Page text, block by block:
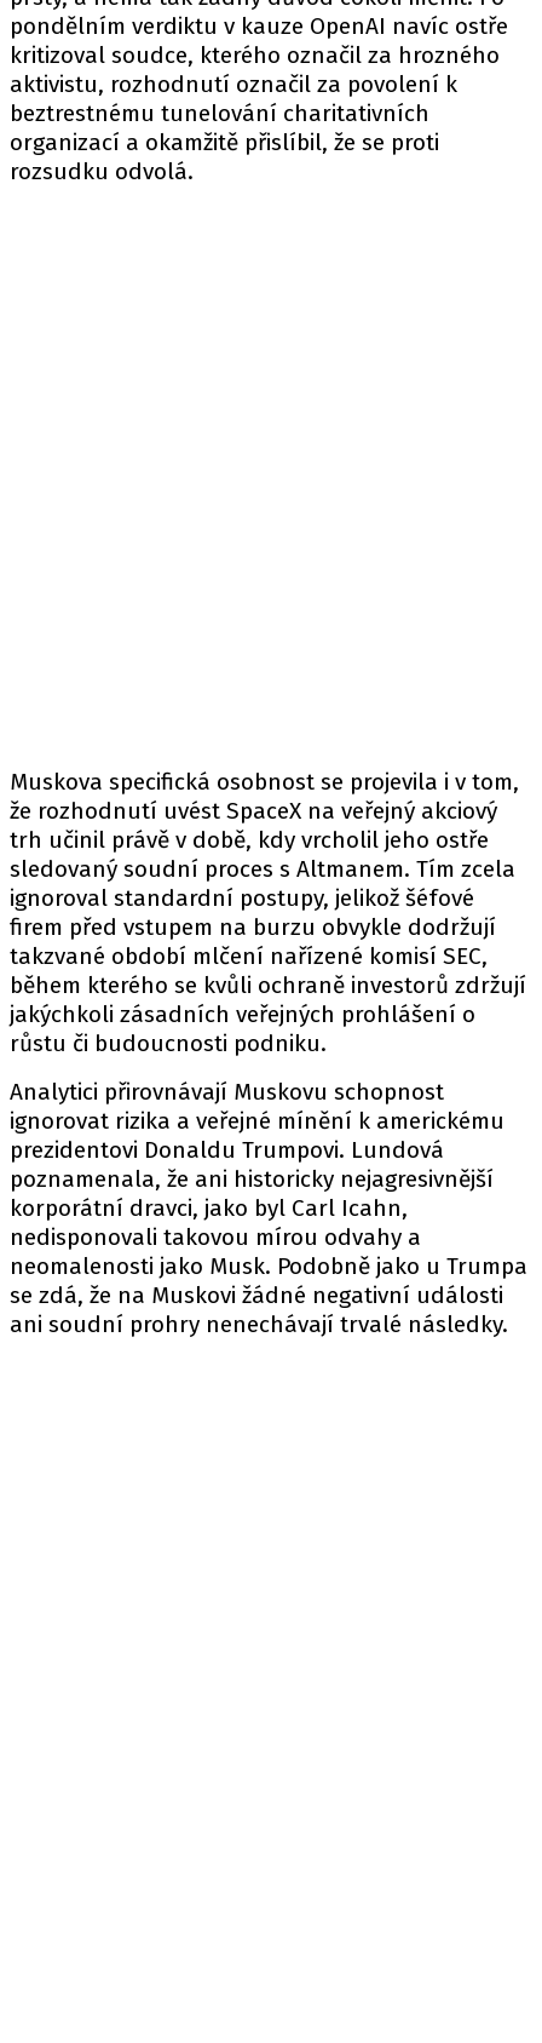
pondělním verdiktu v kauze OpenAI navíc ostře
kritizoval soudce, kterého označil za hrozného
aktivistu, rozhodnutí označil za povolení k
beztrestnému tunelování charitativních
organizací a okamžitě přislíbil, že se proti
rozsudku odvolá.
Muskova specifická osobnost se projevila i v tom,
že rozhodnutí uvést SpaceX na veřejný akciový
trh učinil právě v době, kdy vrcholil jeho ostře
sledovaný soudní proces s Altmanem. Tím zcela
ignoroval standardní postupy, jelikož šéfové
firem před vstupem na burzu obvykle dodržují
takzvané období mlčení nařízené komisí SEC,
během kterého se kvůli ochraně investorů zdržují
jakýchkoli zásadních veřejných prohlášení o
růstu či budoucnosti podniku.
Analytici přirovnávají Muskovu schopnost
ignorovat rizika a veřejné mínění k americkému
prezidentovi Donaldu Trumpovi. Lundová
poznamenala, že ani historicky nejagresivnější
korporátní dravci, jako byl Carl Icahn,
nedisponovali takovou mírou odvahy a
neomalenosti jako Musk. Podobně jako u Trumpa
se zdá, že na Muskovi žádné negativní události
ani soudní prohry nenechávají trvalé následky.